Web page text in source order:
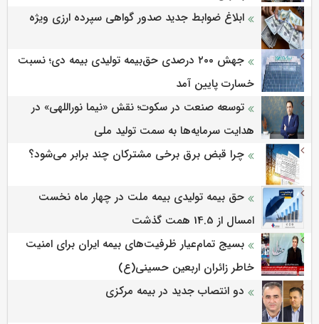
ابلاغ ضوابط جدید صدور گواهی سپرده ارزی ویژه
جهش ۲۰۰ درصدی حق‌بیمه تولیدی بیمه دی؛ نسبت
خسارت پایین آمد
توسعه صنعت در سکوت؛ نقش «نیما نوراللهی» در
هدایت سرمایه‌ها به سمت تولید ملی
چرا قبض برق برخی مشترکان چند برابر می‌شود؟
حق بیمه تولیدی بیمه ملت در چهار ماه نخست
امسال از 14.5 همت گذشت
بسیج تمام‌عیار ظرفیت‌های بیمه ایران برای امنیت
خاطر زائران اربعین حسینی(ع)
دو انتصاب جدید در بیمه مرکزی